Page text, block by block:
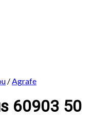
/ Agrafe
60903 50